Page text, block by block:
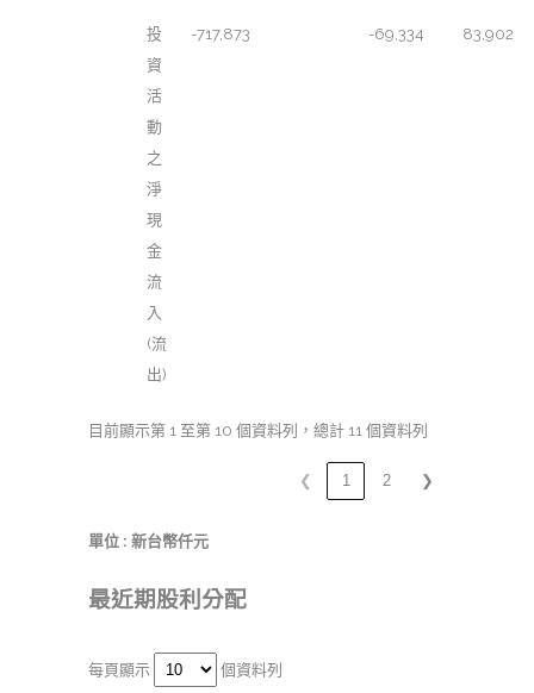
投
資
活
動
之
淨
現
金
流
入
(流
出)
-717,873 -69,334 83,902
目前顯示第 1 至第 10 個資料列，總計 11 個資料列
❮ 1 2 ❯
單位 : 新台幣仟元
最近期股利分配
每頁顯示 個資料列